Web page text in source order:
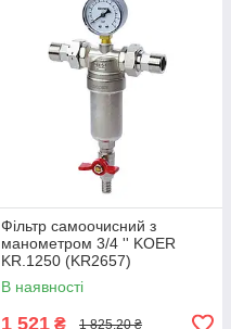
Фільтр самоочисний з
манометром 3/4 '' KOER
KR.1250 (KR2657)
В наявності
1 521 ₴ 1 825,20 ₴